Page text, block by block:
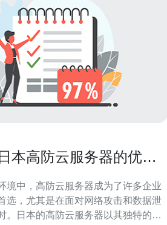
本高防云服务器的优势
境中，高防云服务器成为了许多企业
选，尤其是在面对网络攻击和数据泄
。日本的高防云服务器以其独特的地